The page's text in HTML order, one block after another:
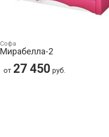
Софа
Мирабелла-2
от 27 450 руб.